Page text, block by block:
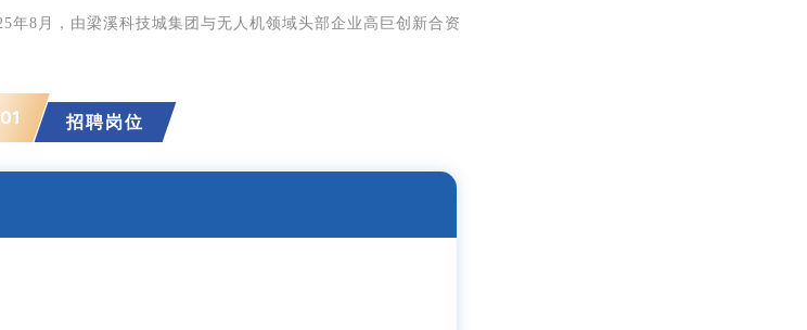
年8月，由梁溪科技城集团与无人机领域头部企业高巨创新合资
招聘岗位